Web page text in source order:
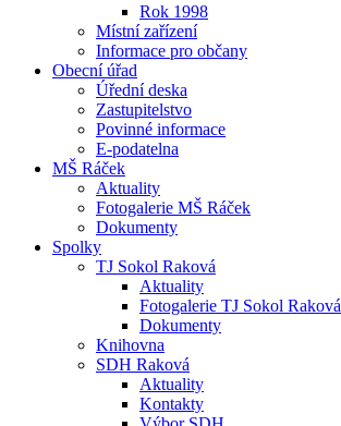
Rok 1998
Místní zařízení
Informace pro občany
Obecní úřad
Úřední deska
Zastupitelstvo
Povinné informace
E-podatelna
MŠ Ráček
Aktuality
Fotogalerie MŠ Ráček
Dokumenty
Spolky
TJ Sokol Raková
Aktuality
Fotogalerie TJ Sokol Raková
Dokumenty
Knihovna
SDH Raková
Aktuality
Kontakty